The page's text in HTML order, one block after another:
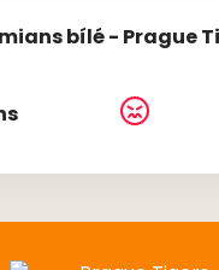
bílé - Prague